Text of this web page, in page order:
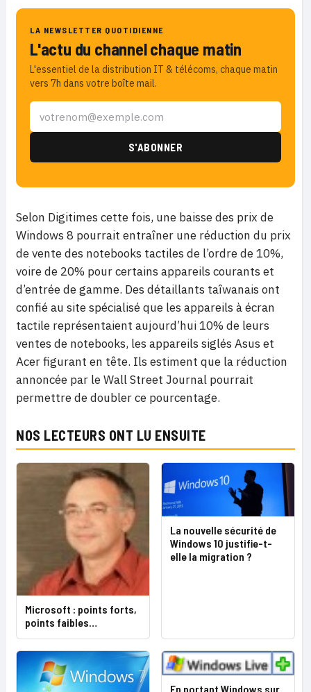
LA NEWSLETTER QUOTIDIENNE
L'actu du channel chaque matin
L'essentiel de la distribution IT & télécoms, chaque matin
vers 7h dans votre boîte mail.
Selon Digitimes cette fois, une baisse des prix de
Windows 8 pourrait entraîner une réduction du prix
de vente des notebooks tactiles de l’ordre de 10%,
voire de 20% pour certains appareils courants et
d’entrée de gamme. Des détaillants taîwanais ont
confié au site spécialisé que les appareils à écran
tactile représentaient aujourd’hui 10% de leurs
ventes de notebooks, les appareils siglés Asus et
Acer figurant en tête. Ils estiment que la réduction
annoncée par le Wall Street Journal pourrait
permettre de doubler ce pourcentage.
NOS LECTEURS ONT LU ENSUITE
Microsoft : points forts,
points faibles…
La nouvelle sécurité de
Windows 10 justifie-t-
elle la migration ?
En portant Windows sur